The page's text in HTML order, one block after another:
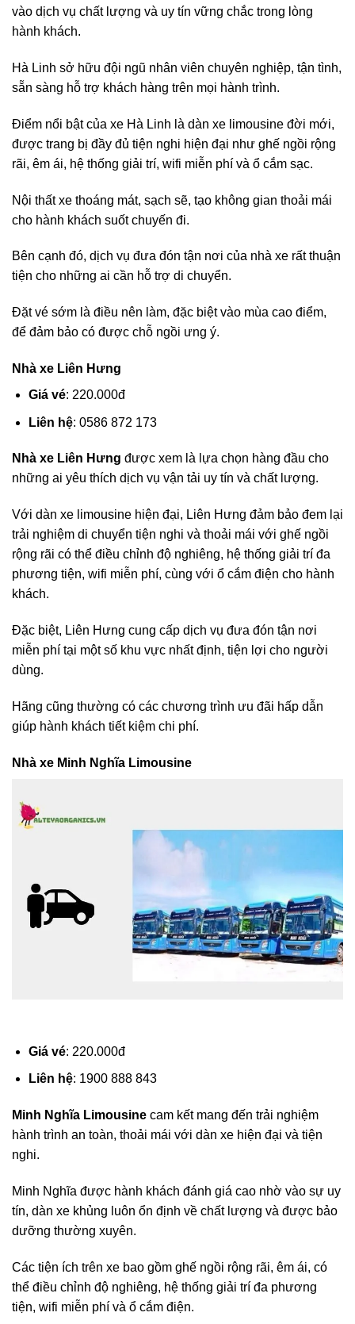
vào dịch vụ chất lượng và uy tín vững chắc trong lòng
hành khách.
Hà Linh sở hữu đội ngũ nhân viên chuyên nghiệp, tận tình,
sẵn sàng hỗ trợ khách hàng trên mọi hành trình.
Điểm nổi bật của xe Hà Linh là dàn xe limousine đời mới,
được trang bị đầy đủ tiện nghi hiện đại như ghế ngồi rộng
rãi, êm ái, hệ thống giải trí, wifi miễn phí và ổ cắm sạc.
Nội thất xe thoáng mát, sạch sẽ, tạo không gian thoải mái
cho hành khách suốt chuyến đi.
Bên cạnh đó, dịch vụ đưa đón tận nơi của nhà xe rất thuận
tiện cho những ai cần hỗ trợ di chuyển.
Đặt vé sớm là điều nên làm, đặc biệt vào mùa cao điểm,
để đảm bảo có được chỗ ngồi ưng ý.
Nhà xe Liên Hưng
Giá vé: 220.000đ
Liên hệ: 0586 872 173
Nhà xe Liên Hưng được xem là lựa chọn hàng đầu cho
những ai yêu thích dịch vụ vận tải uy tín và chất lượng.
Với dàn xe limousine hiện đại, Liên Hưng đảm bảo đem lại
trải nghiệm di chuyển tiện nghi và thoải mái với ghế ngồi
rộng rãi có thể điều chỉnh độ nghiêng, hệ thống giải trí đa
phương tiện, wifi miễn phí, cùng với ổ cắm điện cho hành
khách.
Đặc biệt, Liên Hưng cung cấp dịch vụ đưa đón tận nơi
miễn phí tại một số khu vực nhất định, tiện lợi cho người
dùng.
Hãng cũng thường có các chương trình ưu đãi hấp dẫn
giúp hành khách tiết kiệm chi phí.
Nhà xe Minh Nghĩa Limousine
Giá vé: 220.000đ
Liên hệ: 1900 888 843
Minh Nghĩa Limousine cam kết mang đến trải nghiệm
hành trình an toàn, thoải mái với dàn xe hiện đại và tiện
nghi.
Minh Nghĩa được hành khách đánh giá cao nhờ vào sự uy
tín, dàn xe khủng luôn ổn định về chất lượng và được bảo
dưỡng thường xuyên.
Các tiện ích trên xe bao gồm ghế ngồi rộng rãi, êm ái, có
thể điều chỉnh độ nghiêng, hệ thống giải trí đa phương
tiện, wifi miễn phí và ổ cắm điện.